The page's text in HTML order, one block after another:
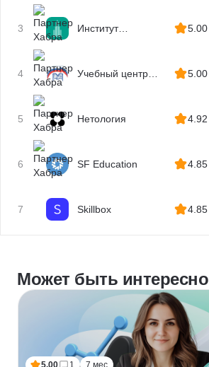
3
Институт
5.00
4
Учебный центр
5.00
5 Нетология 4.92
6 SF Education 4.85
7 Skillbox 4.85
Может быть интересно
5.00 1 7 мес